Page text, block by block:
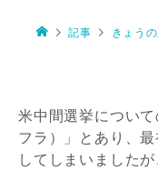
記事 きょう
米中間選挙につい
フラ）」とあり、
してしまいました